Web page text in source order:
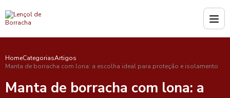
HomeCategoriasArtigos
Manta de borracha com lona: a escolha ideal para proteção e isolamento
Manta de borracha com lona: a